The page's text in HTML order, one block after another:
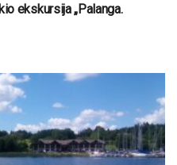
ekskursija „Palanga.